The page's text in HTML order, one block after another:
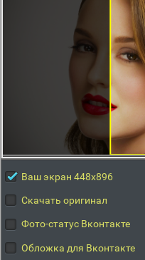
Ваш экран 448x896
Скачать оригинал
Фото-статус Вконтакте
Обложка для Вконтакте